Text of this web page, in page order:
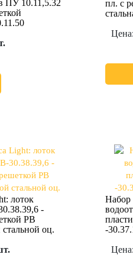
ПУ 10.11,5.32
пл. с
Цена:
лоток
-
РВ
оц.
Набор
-
Цена: